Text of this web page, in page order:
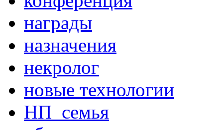
награды
назначения
некролог
новые технологии
НП_семья